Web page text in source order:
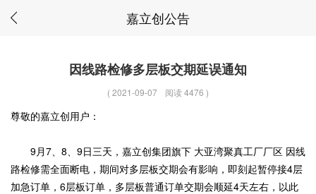
嘉立创公告
因线路检修多层板交期延误通知
(2021-09-07 阅读 4476 )
尊敬的嘉立创用户：
9月7、8、9日三天，嘉立创集团旗下 大亚湾聚真工厂厂区 因线
路检修需全面断电，期间对多层板交期会有影响，即刻起暂停接4层
加急订单，6层板订单，多层板普通订单交期会顺延4天左右，以此